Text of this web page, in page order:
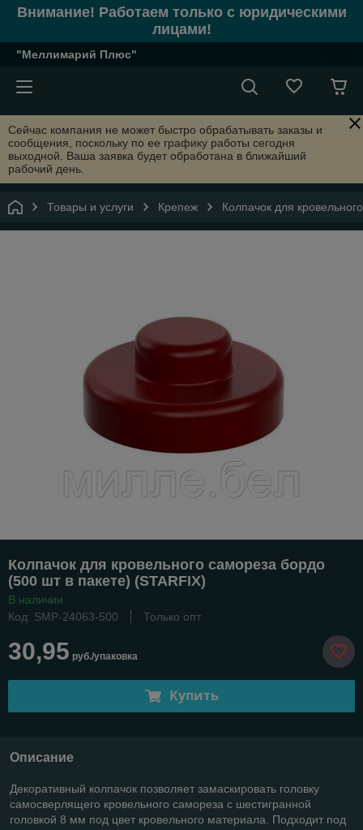
Внимание! Работаем только с юридическими
лицами!
"Меллимарий Плюс"
Сейчас компания не может быстро обрабатывать заказы и
сообщения, поскольку по ее графику работы сегодня
выходной. Ваша заявка будет обработана в ближайший
рабочий день.
Товары и услуги Крепеж Колпачок для
Колпачок для кровельного самореза бордо
(500 шт в пакете) (STARFIX)
В наличии
Код: SMP-24063-500
Только опт
30,95 руб./упаковка
Купить
Описание
Декоративный колпачок позволяет замаскировать головку
самосверлящего кровельного самореза с шестигранной
головкой 8 мм под цвет кровельного материала. Подходит под